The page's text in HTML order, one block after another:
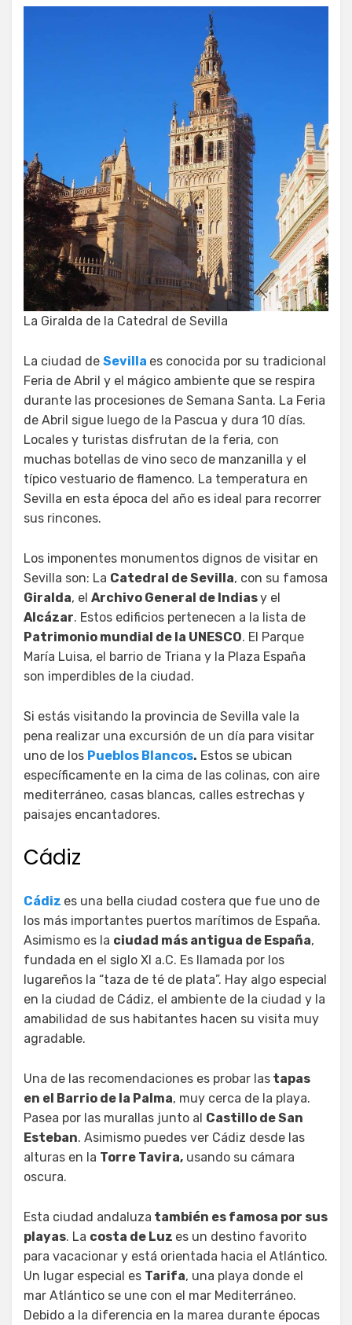
La Giralda de la Catedral de Sevilla
La ciudad de Sevilla es conocida por su tradicional
Feria de Abril y el mágico ambiente que se respira
durante las procesiones de Semana Santa. La Feria
de Abril sigue luego de la Pascua y dura 10 días.
Locales y turistas disfrutan de la feria, con
muchas botellas de vino seco de manzanilla y el
típico vestuario de flamenco. La temperatura en
Sevilla en esta época del año es ideal para recorrer
sus rincones.
Los imponentes monumentos dignos de visitar en
Sevilla son: La Catedral de Sevilla, con su famosa
Giralda, el Archivo General de Indiasy el
Alcázar. Estos edificios pertenecen a la lista de
Patrimonio mundial de la UNESCO. El Parque
María Luisa, el barrio de Triana y la Plaza España
son imperdibles de la ciudad.
Si estás visitando la provincia de Sevilla vale la
pena realizar una excursión de un día para visitar
uno de los Pueblos Blancos. Estos se ubican
específicamente en la cima de las colinas, con aire
mediterráneo, casas blancas, calles estrechas y
paisajes encantadores.
Cádiz
Cádiz es una bella ciudad costera que fue uno de
los más importantes puertos marítimos de España.
Asimismo es la ciudad más antigua de España,
fundada en el siglo XI a.C. Es llamada por los
lugareños la “taza de té de plata”. Hay algo especial
en la ciudad de Cádiz, el ambiente de la ciudad y la
amabilidad de sus habitantes hacen su visita muy
agradable.
Una de las recomendaciones es probar las tapas
en el Barrio de la Palma, muy cerca de la playa.
Pasea por las murallas junto al Castillo de San
Esteban. Asimismo puedes ver Cádiz desde las
alturas en la Torre Tavira, usando su cámara
oscura.
Esta ciudad andaluza también es famosa por sus
playas. La costa de Luz es un destino favorito
para vacacionar y está orientada hacia el Atlántico.
Un lugar especial es Tarifa, una playa donde el
mar Atlántico se une con el mar Mediterráneo.
Debido a la diferencia en la marea durante épocas